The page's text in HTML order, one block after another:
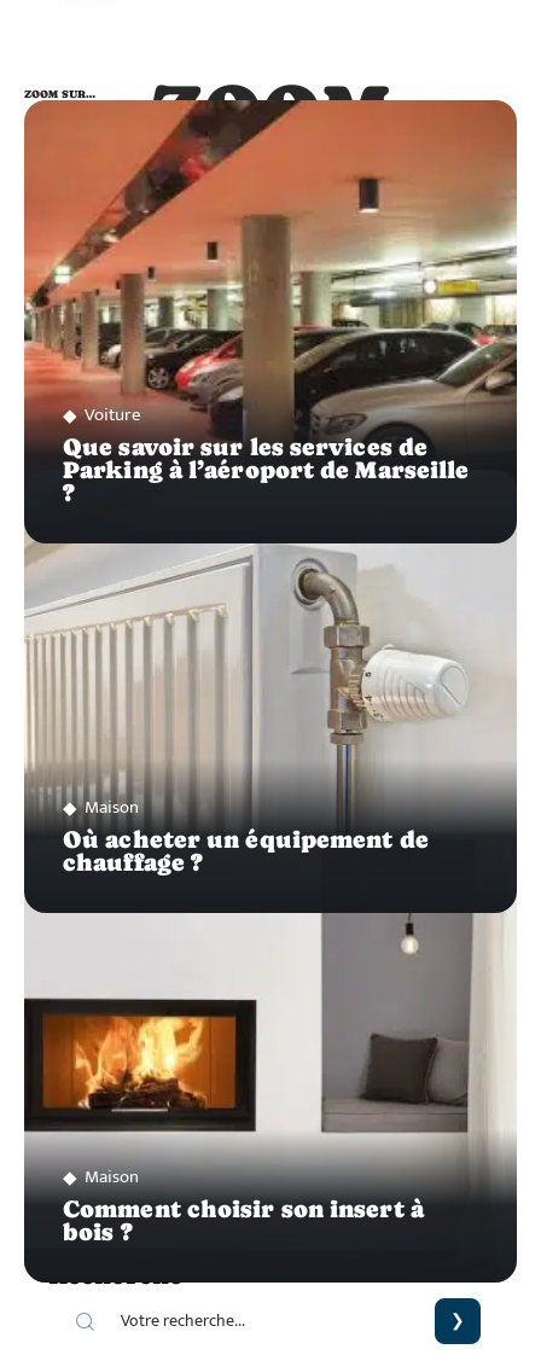
ZOOM
SUR…
ZOOM SUR…
Voiture
Que savoir sur les services de
Parking à l’aéroport de Marseille
?
Maison
Où acheter un équipement de
chauffage ?
Maison
Comment choisir son insert à
bois ?
Recherche